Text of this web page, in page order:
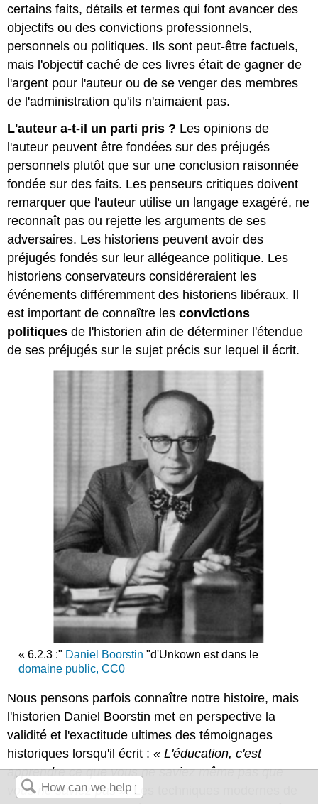
certains faits, détails et termes qui font avancer des
objectifs ou des convictions professionnels,
personnels ou politiques. Ils sont peut-être factuels,
mais l'objectif caché de ces livres était de gagner de
l'argent pour l'auteur ou de se venger des membres
de l'administration qu'ils n'aimaient pas.
L'auteur a-t-il un parti pris ? Les opinions de
l'auteur peuvent être fondées sur des préjugés
personnels plutôt que sur une conclusion raisonnée
fondée sur des faits. Les penseurs critiques doivent
remarquer que l'auteur utilise un langage exagéré, ne
reconnaît pas ou rejette les arguments de ses
adversaires. Les historiens peuvent avoir des
préjugés fondés sur leur allégeance politique. Les
historiens conservateurs considéreraient les
événements différemment des historiens libéraux. Il
est important de connaître lesconvictions
politiques de l'historien afin de déterminer l'étendue
de ses préjugés sur le sujet précis sur lequel il écrit.
« 6.2.3 :" Daniel Boorstin "d'Unkown est dans le
domaine public, CC0
Nous pensons parfois connaître notre histoire, mais
l'historien Daniel Boorstin met en perspective la
validité et l'exactitude ultimes des témoignages
historiques lorsqu'il écrit :« L'éducation, c'est
apprendre ce que vous ne saviez même pas que
vous ne saviez pas ». Les techniques modernes de